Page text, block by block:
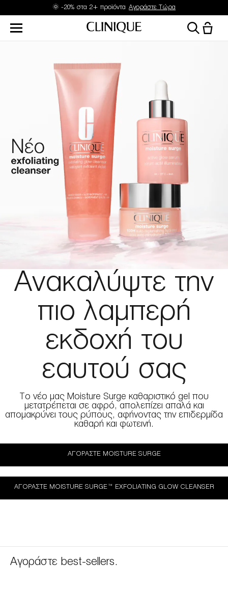
Δώρα με αγορές από 45 & 70€
Ανακαλύψτε την
πιο λαμπερή
εκδοχή του
εαυτού σας
To νέο μας Moisture Surge καθαριστικό gel που
μετατρέπεται σε αφρό, απολεπίζει απαλά και
απομακρύνει τους ρύπους, αφήνοντας την επιδερμίδα
καθαρή και φωτεινή.
ΑΓΟΡΆΣΤΕ MOISTURE SURGE
ΑΓΟΡΆΣΤΕ MOISTURE SURGE™ EXFOLIATING GLOW CLEANSER
Αγοράστε best-sellers.